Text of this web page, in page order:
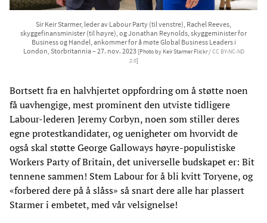
Sir Keir Starmer, leder av Labour Party (til venstre), Rachel Reeves,
skyggefinansminister (til høyre), og Jonathan Reynolds, skyggeminister for
Business og Handel, ankommer for å møte Global Business Leaders i
London, Storbritannia – 27. nov. 2023 [Photo by Keir Starmer Flickr /CC BY-NC-ND
2.0]
Bortsett fra en halvhjertet oppfordring om å støtte noen
få uavhengige, mest prominent den utviste tidligere
Labour-lederen Jeremy Corbyn, noen som stiller deres
egne protestkandidater, og uenigheter om hvorvidt de
også skal støtte George Galloways høyre-populistiske
Workers Party of Britain, det universelle budskapet er: Bit
tennene sammen! Stem Labour for å bli kvitt Toryene, og
«forbered dere på å slåss» så snart dere alle har plassert
Starmer i embetet, med vår velsignelse!